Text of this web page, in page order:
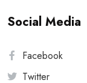
Social Media
Facebook
Twitter